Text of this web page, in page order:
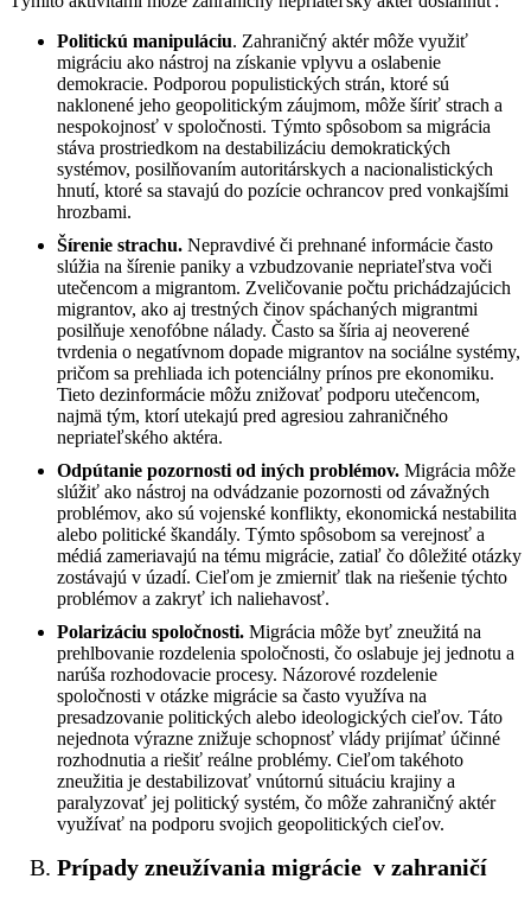
Politickú manipuláciu. Zahraničný aktér môže využiť
migráciu ako nástroj na získanie vplyvu a oslabenie
demokracie. Podporou populistických strán, ktoré sú
naklonené jeho geopolitickým záujmom, môže šíriť strach a
nespokojnosť v spoločnosti. Týmto spôsobom sa migrácia
stáva prostriedkom na destabilizáciu demokratických
systémov, posilňovaním autoritárskych a nacionalistických
hnutí, ktoré sa stavajú do pozície ochrancov pred vonkajšími
hrozbami.
Šírenie strachu. Nepravdivé či prehnané informácie často
slúžia na šírenie paniky a vzbudzovanie nepriateľstva voči
utečencom a migrantom. Zveličovanie počtu prichádzajúcich
migrantov, ako aj trestných činov spáchaných migrantmi
posilňuje xenofóbne nálady. Často sa šíria aj neoverené
tvrdenia o negatívnom dopade migrantov na sociálne systémy,
pričom sa prehliada ich potenciálny prínos pre ekonomiku.
Tieto dezinformácie môžu znižovať podporu utečencom,
najmä tým, ktorí utekajú pred agresiou zahraničného
nepriateľského aktéra.
Odpútanie pozornosti od iných problémov. Migrácia môže
slúžiť ako nástroj na odvádzanie pozornosti od závažných
problémov, ako sú vojenské konflikty, ekonomická nestabilita
alebo politické škandály. Týmto spôsobom sa verejnosť a
médiá zameriavajú na tému migrácie, zatiaľ čo dôležité otázky
zostávajú v úzadí. Cieľom je zmierniť tlak na riešenie týchto
problémov a zakryť ich naliehavosť.
Polarizáciu spoločnosti. Migrácia môže byť zneužitá na
prehlbovanie rozdelenia spoločnosti, čo oslabuje jej jednotu a
narúša rozhodovacie procesy. Názorové rozdelenie
spoločnosti v otázke migrácie sa často využíva na
presadzovanie politických alebo ideologických cieľov. Táto
nejednota výrazne znižuje schopnosť vlády prijímať účinné
rozhodnutia a riešiť reálne problémy. Cieľom takéhoto
zneužitia je destabilizovať vnútornú situáciu krajiny a
paralyzovať jej politický systém, čo môže zahraničný aktér
využívať na podporu svojich geopolitických cieľov.
Prípady zneužívania migrácie v zahraničí